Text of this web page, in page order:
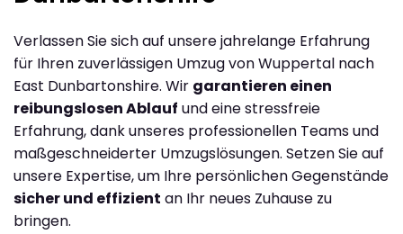
Verlassen Sie sich auf unsere jahrelange Erfahrung
für Ihren zuverlässigen Umzug von Wuppertal nach
East Dunbartonshire. Wir garantieren einen
reibungslosen Ablauf und eine stressfreie
Erfahrung, dank unseres professionellen Teams und
maßgeschneiderter Umzugslösungen. Setzen Sie auf
unsere Expertise, um Ihre persönlichen Gegenstände
sicher und effizient an Ihr neues Zuhause zu
bringen.